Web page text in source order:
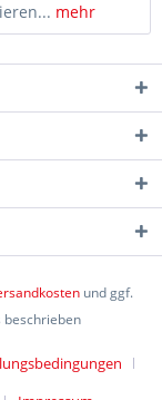
mehr
und ggf.
beschrieben